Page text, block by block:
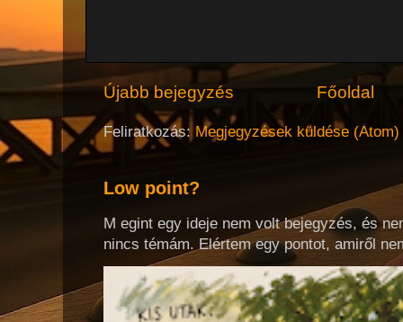
Újabb bejegyzés Főoldal
Feliratkozás: Megjegyzések küldése (Atom)
Low point?
M egint egy ideje nem volt bejegyzés, és
nincs témám. Elértem egy pontot, amiről